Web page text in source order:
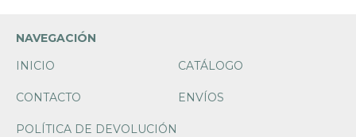
NAVEGACIÓN
INICIO
CATÁLOGO
CONTACTO ENVÍOS
POLÍTICA DE DEVOLUCIÓN